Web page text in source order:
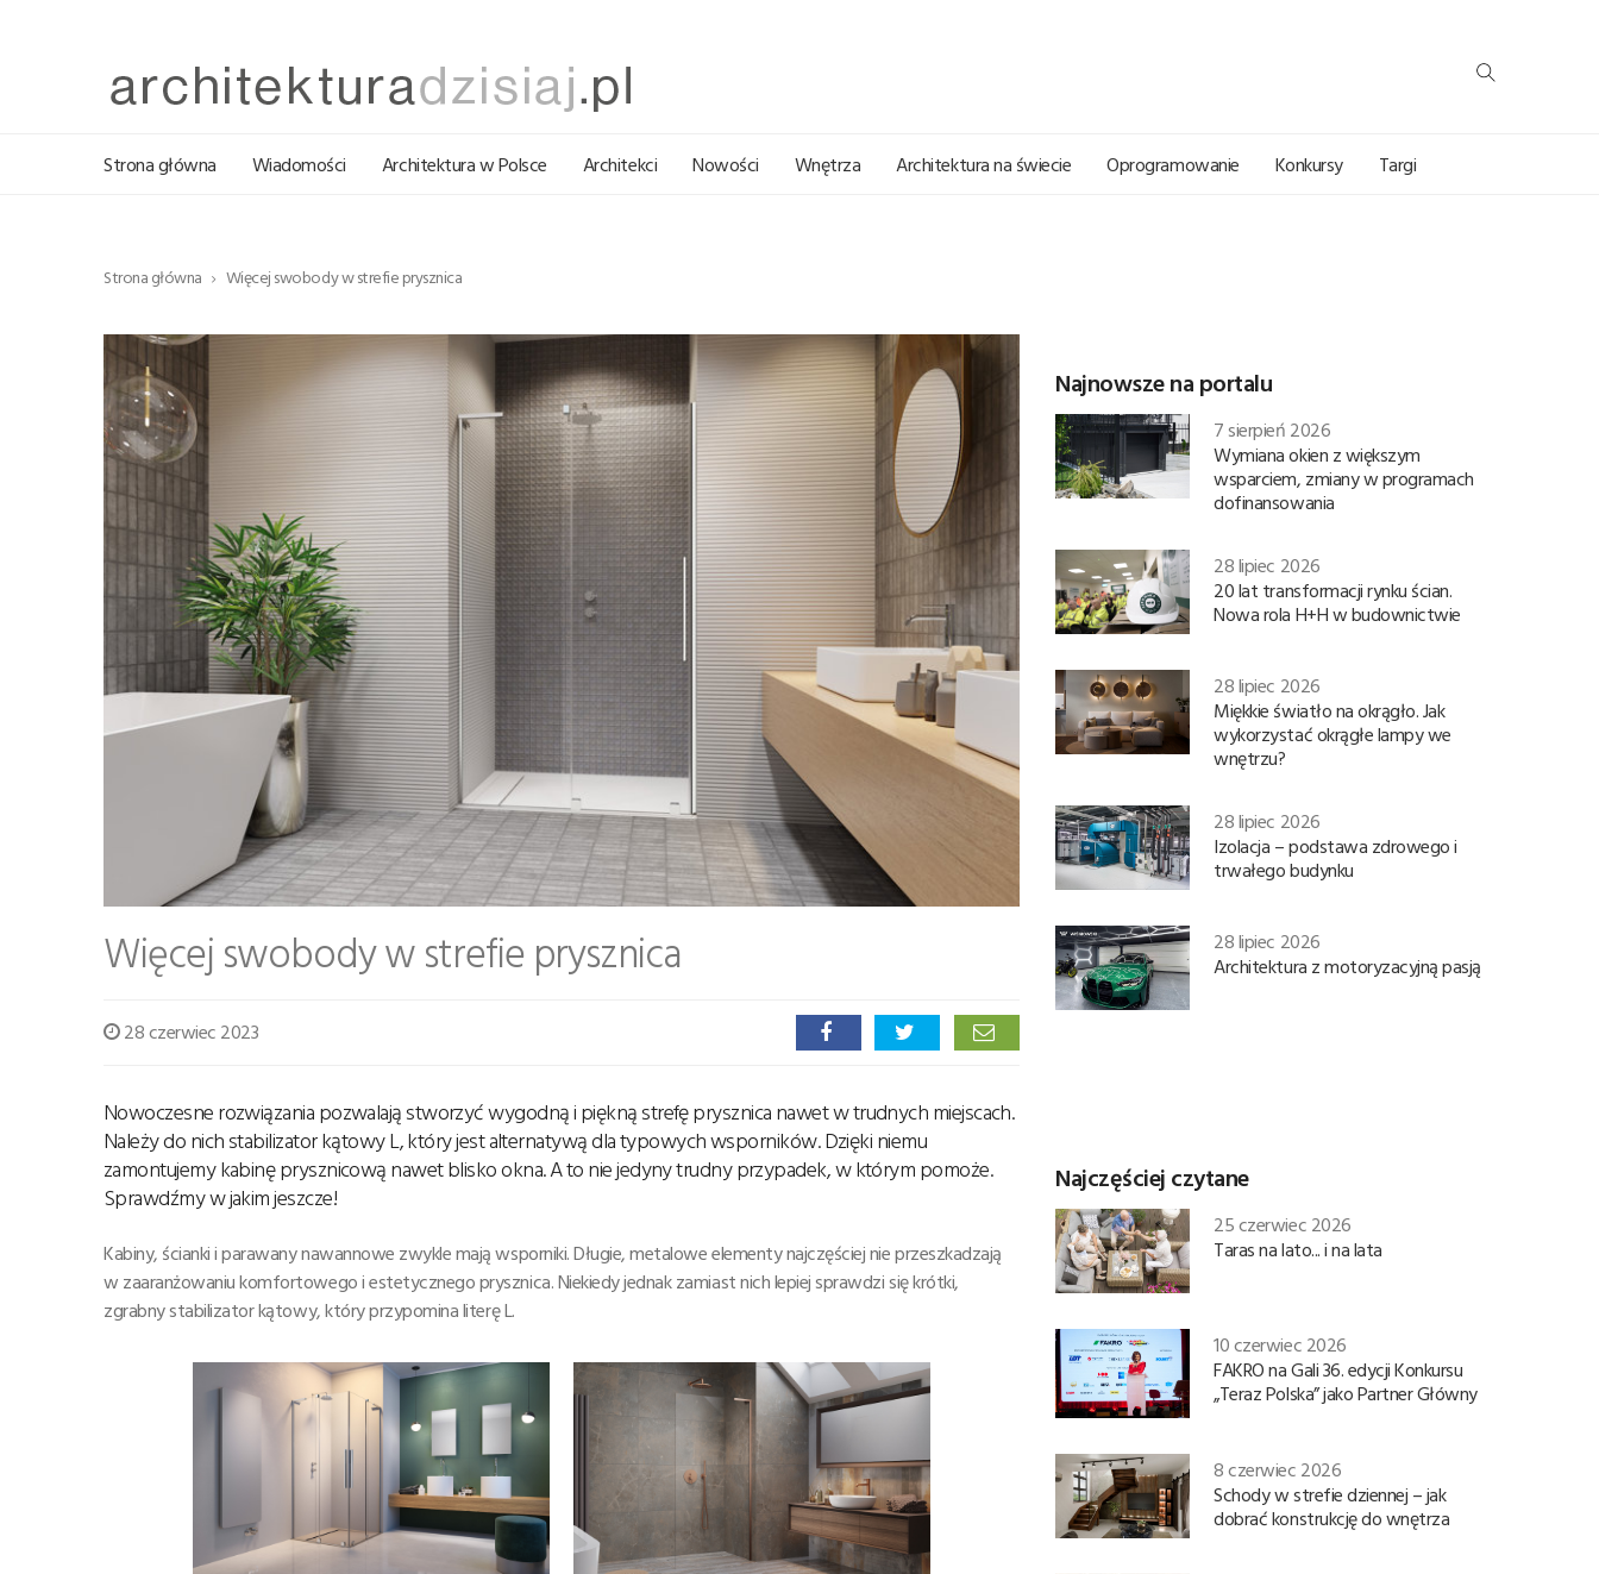
Strona główna Wiadomości Architektura w Polsce Architekci Nowości Wnętrza Architektura na świecie Oprogramowanie Konkursy Targi
Strona główna Więcej swobody w strefie prysznica
Więcej swobody w strefie prysznica
28 czerwiec 2023
Nowoczesne rozwiązania pozwalają stworzyć wygodną i piękną strefę prysznica nawet w trudnych miejscach.
Należy do nich stabilizator kątowy L, który jest alternatywą dla typowych wsporników. Dzięki niemu
zamontujemy kabinę prysznicową nawet blisko okna. A to nie jedyny trudny przypadek, w którym pomoże.
Sprawdźmy w jakim jeszcze!
Kabiny, ścianki i parawany nawannowe zwykle mają wsporniki. Długie, metalowe elementy najczęściej nie przeszkadzają
w zaaranżowaniu komfortowego i estetycznego prysznica. Niekiedy jednak zamiast nich lepiej sprawdzi się krótki,
zgrabny stabilizator kątowy, który przypomina literę L.
Najnowsze na portalu
7 sierpień 2026
Wymiana okien z większym
wsparciem, zmiany w programach
dofinansowania
28 lipiec 2026
20 lat transformacji rynku ścian.
Nowa rola H+H w budownictwie
28 lipiec 2026
Miękkie światło na okrągło. Jak
wykorzystać okrągłe lampy we
wnętrzu?
28 lipiec 2026
Izolacja – podstawa zdrowego i
trwałego budynku
28 lipiec 2026
Architektura z motoryzacyjną pasją
Najczęściej czytane
25 czerwiec 2026
Taras na lato... i na lata
10 czerwiec 2026
FAKRO na Gali 36. edycji Konkursu
„Teraz Polska” jako Partner Główny
8 czerwiec 2026
Schody w strefie dziennej – jak
dobrać konstrukcję do wnętrza